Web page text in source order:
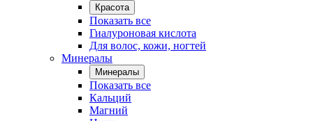
Красота
Показать все
Гиалуроновая кислота
Для волос, кожи, ногтей
Минералы
Минералы
Показать все
Кальций
Магний